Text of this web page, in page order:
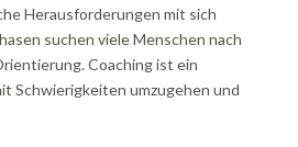
Herausforderungen mit sich
suchen viele Menschen nach
Coaching ist ein
Schwierigkeiten umzugehen und